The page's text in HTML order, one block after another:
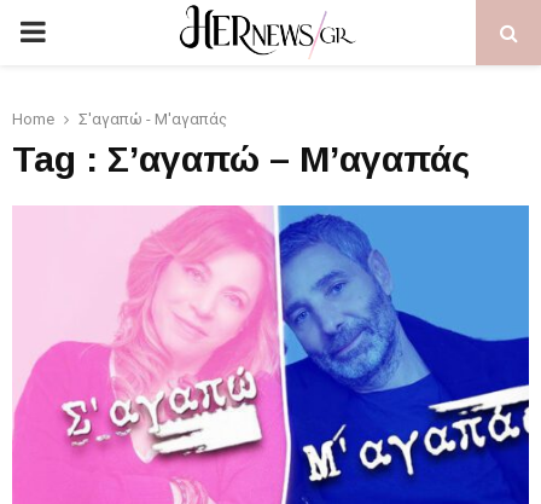
PRIMARY
Home Σ'αγαπώ - Μ'αγαπάς
Tag : Σ’αγαπώ – Μ’αγαπάς